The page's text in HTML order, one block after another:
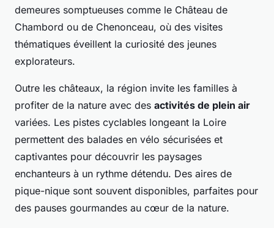
demeures somptueuses comme le Château de
Chambord ou de Chenonceau, où des visites
thématiques éveillent la curiosité des jeunes
explorateurs.
Outre les châteaux, la région invite les familles à
profiter de la nature avec des activités de plein air
variées. Les pistes cyclables longeant la Loire
permettent des balades en vélo sécurisées et
captivantes pour découvrir les paysages
enchanteurs à un rythme détendu. Des aires de
pique-nique sont souvent disponibles, parfaites pour
des pauses gourmandes au cœur de la nature.